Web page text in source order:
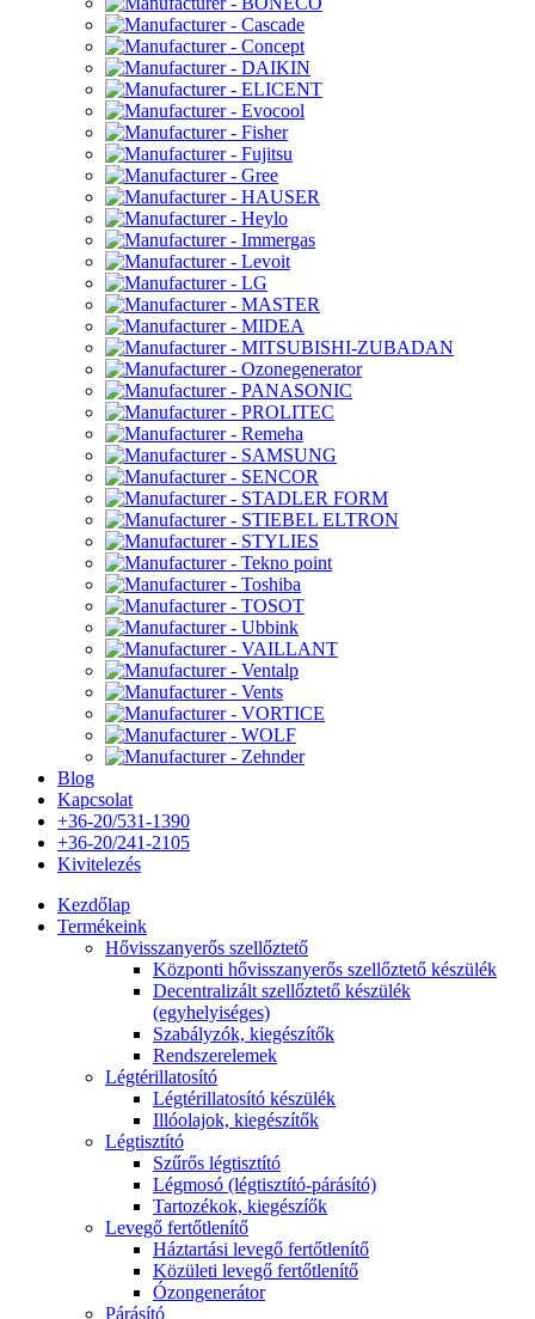
Blog
Kapcsolat
+36-20/531-1390
+36-20/241-2105
Kivitelezés
Kezdőlap
Termékeink
Hővisszanyerős szellőztető
Központi hővisszanyerős szellőztető készülék
Decentralizált szellőztető készülék
(egyhelyiséges)
Szabályzók, kiegészítők
Rendszerelemek
Légtérillatosító
Légtérillatosító készülék
Illóolajok, kiegészítők
Légtisztító
Szűrős légtisztító
Légmosó (légtisztító-párásító)
Tartozékok, kiegészíők
Levegő fertőtlenítő
Háztartási levegő fertőtlenítő
Közületi levegő fertőtlenítő
Ózongenerátor
Párásító